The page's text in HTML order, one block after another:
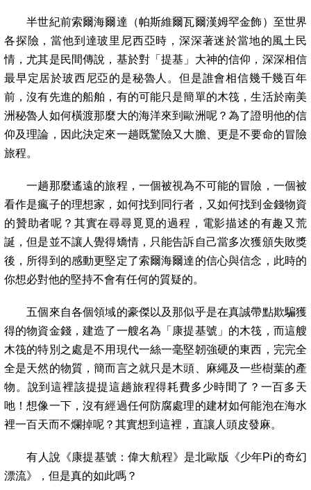
半世紀前索爾海爾達（帕斯維爾瓦爾漢姆罕金飾）至世界
各探險，當他到達玻里尼西亞時，深深著迷於當地的風土民
情，尤其是民間傳說，基於對「提基」大神的信仰，深深相信
最早定居於玻西尼亞的是秘魯人。但是誰會相信幾千幾百年
前，沒有先進的船舶，有的可能只是簡單的木筏，生活於南美
洲秘魯人如何橫渡那麼大的海洋來到歐洲呢？為了證明他的信
仰及理論，因此決定來一趟既驚險又大膽、更是不要命的冒險
旅程。
一趟那麼遙遠的旅程，一個被視為不可能的冒險，一個被
看作是瘋子的理想家，如何找到同行者，又如何找到金錢物資
的贊助者呢？其實在尋尋覓覓的過程，電影描述的有趣又荒
誕，但是並不讓人覺得矯情，只能告訴自己當多次獲頒失敗獎
後，所得到的感動更堅定了索爾海爾達的信心與信念，此時的
你想必對他的堅持不會有任何的質疑的。
五個來自各個領域的豪傑以及那似乎是在真誠帶點欺騙獲
得的物資金錢，建造了一艘名為「康提基號」的木筏，而這艘
木筏的特別之處是不用現代一絲一毫堅韌強硬的東西，完完全
全是天然的物質，簡而言之就只是木頭、麻繩及一些樹葉的產
物。說到這裡該提提這趟旅程得耗費多少時間了？一百多天
吔！想像一下，沒有經過任何防腐處理的建材如何能泡在海水
裡一百天而不爛掉呢？其實想到這裡，直讓人頭皮發麻。
有人說《康提基號：偉大航程》是北歐版《少年Pi的奇幻
漂流》，但是真的如此嗎？